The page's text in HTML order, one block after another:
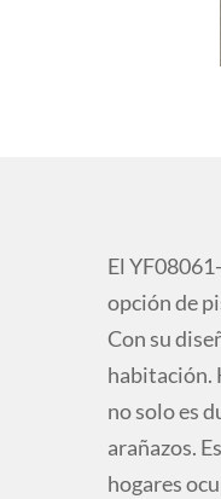
El
opción de
Con su
habitación.
no solo es
arañazos.
hogares